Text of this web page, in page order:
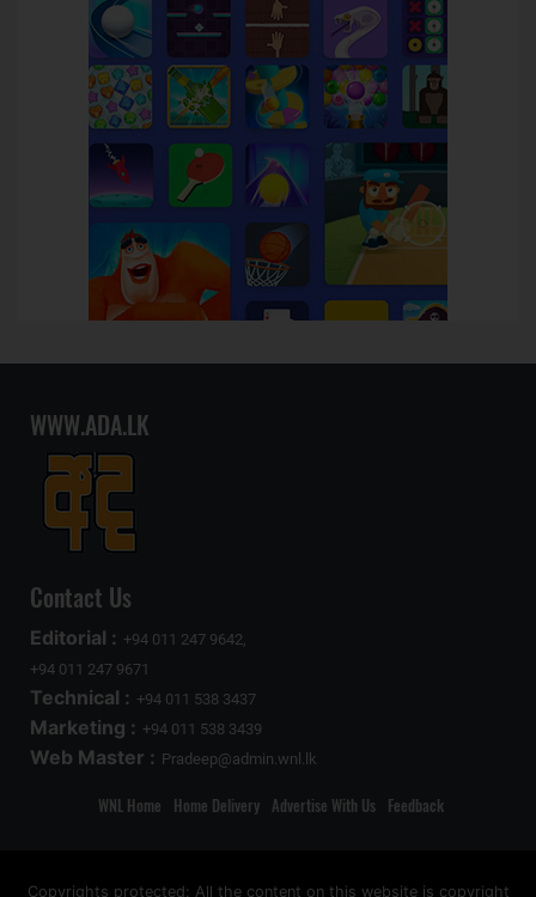
WWW.ADA.LK
Contact Us
Editorial : +94 011 247 9642,
+94 011 247 9671
Technical : +94 011 538 3437
Marketing : +94 011 538 3439
Web Master : Pradeep@admin.wnl.lk
WNL Home Home Delivery Advertise With Us Feedback
Copyrights protected: All the content on this website is copyright